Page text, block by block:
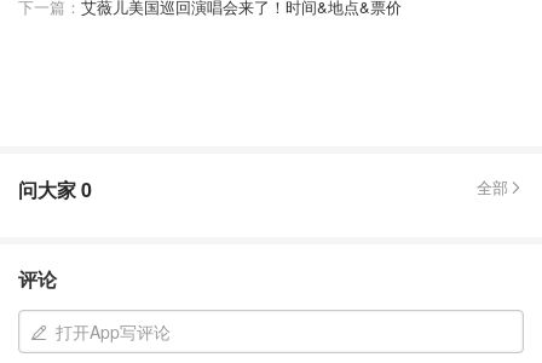
下一篇： 艾薇儿美国巡回演唱会来了！时间&地点&票价
问大家0 全部
评论
打开App写评论